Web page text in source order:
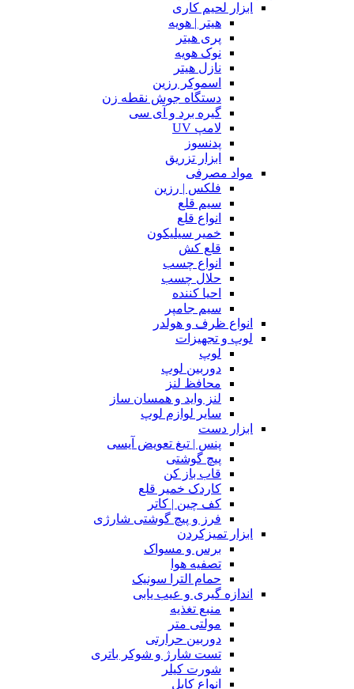
ابزار لحیم کاری
هیتر | هویه
پری هیتر
نوک هویه
نازل هیتر
اسموکر رزین
دستگاه جوش نقطه زن
گیره برد و آی سی
لامپ UV
پدنسوز
ابزار تزریق
مواد مصرفی
فلکس | رزین
سیم قلع
انواع قلع
خمیر سیلیکون
قلع کش
انواع چسب
حلال چسب
احیا کننده
سیم جامپر
انواع ظرف و هولدر
لوپ و تجهیزات
لوپ
دوربین لوپ
محافظ لنز
لنز واید و همسان ساز
سایر لوازم لوپ
ابزار دست
پنس | تیغ تعویض آیسی
پیچ گوشتی
قاب باز کن
کاردک خمیر قلع
کف چین | کاتر
فرز و پیچ گوشتی شارژی
ابزار تمیزکردن
برس و مسواک
تصفیه هوا
حمام الترا سونیک
اندازه گیری و عیب یابی
منبع تغذیه
مولتی متر
دوربین حرارتی
تست شارژ و شوکر باتری
شورت کیلر
انواع کابل